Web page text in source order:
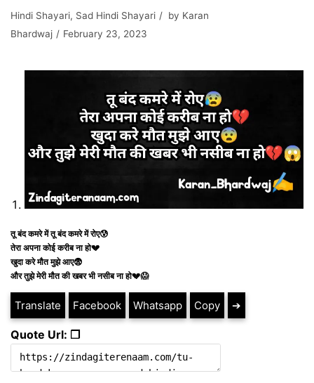
Hindi Shayari, Sad Hindi Shayari by Karan
Bhardwaj
February 23, 2023
तू बंद कमरे में तू बंद कमरे में रोए😰
तेरा अपना कोई करीब ना हो💔
खुदा करे मौत मुझे आए😨
और तुझे मेरी मौत की खबर भी नसीब ना हो💔😱
Translate Facebook Whatsapp Copy ➔
Quote Url: ❐